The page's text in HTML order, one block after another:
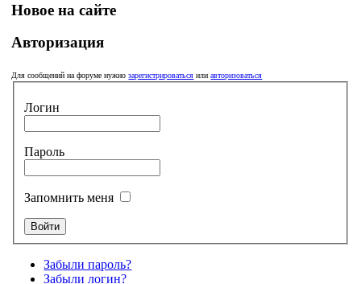
Новое на сайте
Авторизация
Для сообщений на форуме нужнозарегистрироваться илиавторизоваться
Логин
Пароль
Запомнить меня
Забыли пароль?
Забыли логин?